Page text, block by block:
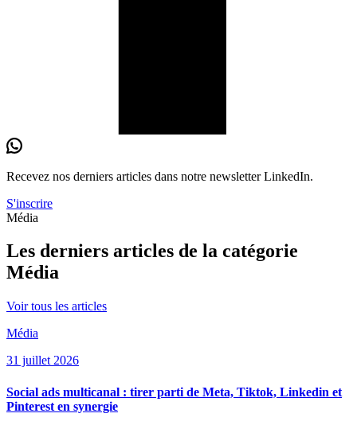
Recevez nos derniers articles dans notre newsletter LinkedIn.
S'inscrire
Média
Les derniers articles de la catégorie
Média
Voir tous les articles
Média
31 juillet 2026
Social ads multicanal : tirer parti de Meta, Tiktok, Linkedin et
Pinterest en synergie